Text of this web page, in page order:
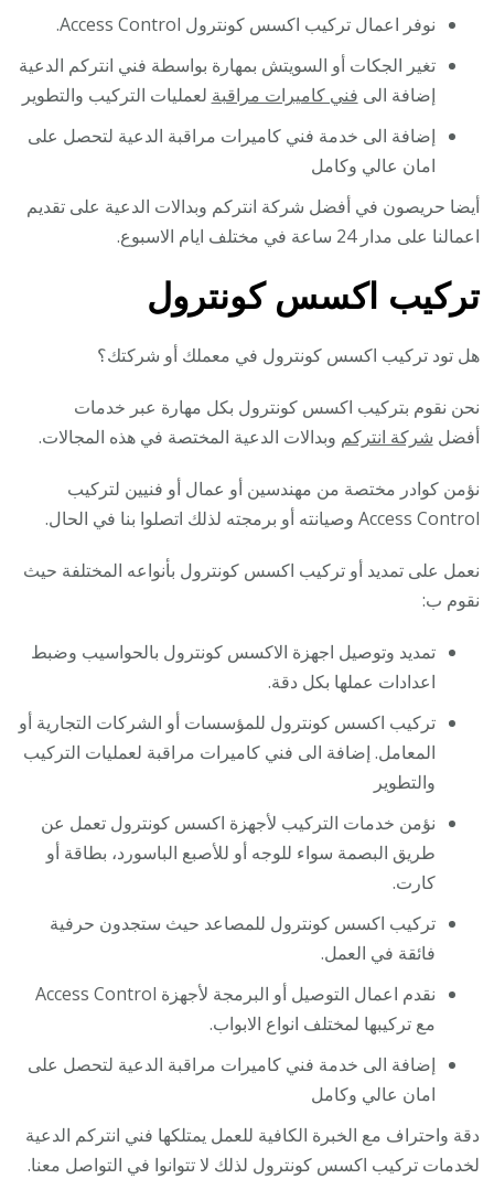
نوفر اعمال تركيب اكسس كونترول Access Control.
تغير الجكات أو السويتش بمهارة بواسطة فني انتركم الدعية
إضافة الى فني كاميرات مراقبة لعمليات التركيب والتطوير
إضافة الى خدمة فني كاميرات مراقبة الدعية لتحصل على
امان عالي وكامل
أيضا حريصون في أفضل شركة انتركم وبدالات الدعية على تقديم
اعمالنا على مدار 24 ساعة في مختلف ايام الاسبوع.
تركيب اكسس كونترول
هل تود تركيب اكسس كونترول في معملك أو شركتك؟
نحن نقوم بتركيب اكسس كونترول بكل مهارة عبر خدمات
أفضل شركة انتركم وبدالات الدعية المختصة في هذه المجالات.
نؤمن كوادر مختصة من مهندسين أو عمال أو فنيين لتركيب
Access Control وصيانته أو برمجته لذلك اتصلوا بنا في الحال.
نعمل على تمديد أو تركيب اكسس كونترول بأنواعه المختلفة حيث
نقوم ب:
تمديد وتوصيل اجهزة الاكسس كونترول بالحواسيب وضبط
اعدادات عملها بكل دقة.
تركيب اكسس كونترول للمؤسسات أو الشركات التجارية أو
المعامل. إضافة الى فني كاميرات مراقبة لعمليات التركيب
والتطوير
نؤمن خدمات التركيب لأجهزة اكسس كونترول تعمل عن
طريق البصمة سواء للوجه أو للأصبع الباسورد، بطاقة أو
كارت.
تركيب اكسس كونترول للمصاعد حيث ستجدون حرفية
فائقة في العمل.
نقدم اعمال التوصيل أو البرمجة لأجهزة Access Control
مع تركيبها لمختلف انواع الابواب.
إضافة الى خدمة فني كاميرات مراقبة الدعية لتحصل على
امان عالي وكامل
دقة واحتراف مع الخبرة الكافية للعمل يمتلكها فني انتركم الدعية
لخدمات تركيب اكسس كونترول لذلك لا تتوانوا في التواصل معنا.